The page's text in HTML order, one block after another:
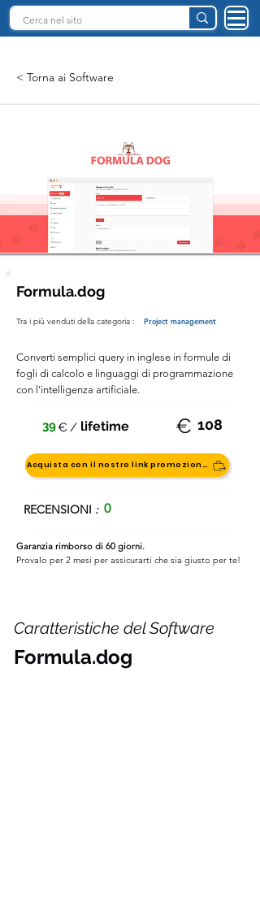
< Torna ai Software
Formula.dog
Tra i più venduti della categoria : Project management
Converti semplici query in inglese in formule di
fogli di calcolo e linguaggi di programmazione
con l'intelligenza artificiale.
39€ / lifetime € 108
Acquista con il nostro link promozionale
RECENSIONI : 0
Garanzia rimborso di 60 giorni.
Provalo per 2 mesi per assicurarti che sia giusto per te!
Caratteristiche del Software
Formula.dog